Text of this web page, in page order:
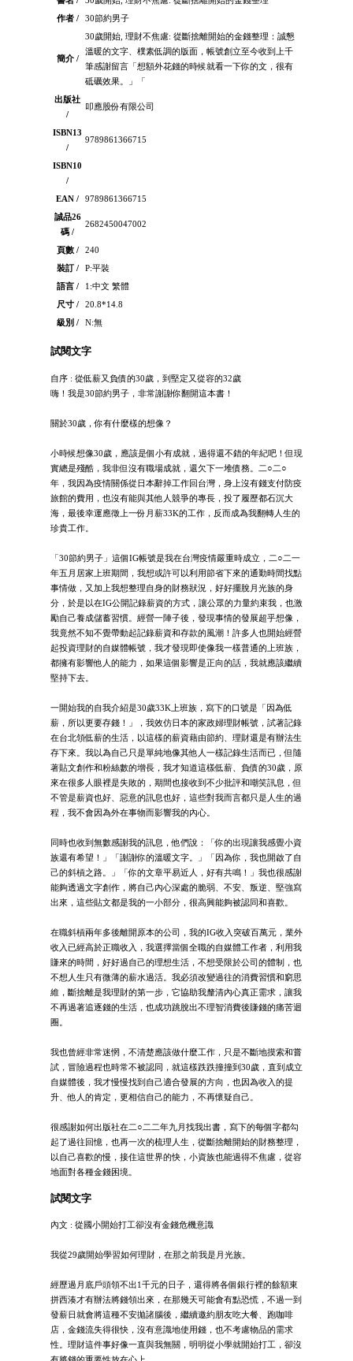
作者 /
30節約男子
簡介 /
30歲開始, 理財不焦慮: 從斷捨離開始的金錢整理：誠懇
溫暖的文字、樸素低調的版面，帳號創立至今收到上千
筆感謝留言「想額外花錢的時候就看一下你的文，很有
砥礪效果。」「
出版社
/
叩應股份有限公司
ISBN13
/
9789861366715
ISBN10
/
EAN /
9789861366715
誠品26
碼 /
2682450047002
頁數 /
240
裝訂 /
P:平裝
語言 /
1:中文 繁體
尺寸 /
20.8*14.8
級別 /
N:無
試閱文字
自序 : 從低薪又負債的30歲，到堅定又從容的32歲
嗨！我是30節約男子，非常謝謝你翻開這本書！
關於30歲，你有什麼樣的想像？
小時候想像30歲，應該是個小有成就，過得還不錯的年紀吧！但現
實總是殘酷，我非但沒有職場成就，還欠下一堆債務。二○二○
年，我因為疫情關係從日本辭掉工作回台灣，身上沒有錢支付防疫
旅館的費用，也沒有能與其他人競爭的專長，投了履歷都石沉大
海，最後幸運應徵上一份月薪33K的工作，反而成為我翻轉人生的
珍貴工作。
「30節約男子」這個IG帳號是我在台灣疫情嚴重時成立，二○二一
年五月居家上班期間，我想或許可以利用節省下來的通勤時間找點
事情做，又加上我想整理自身的財務狀況，好好擺脫月光族的身
分，於是以在IG公開記錄薪資的方式，讓公眾的力量約束我，也激
勵自己養成儲蓄習慣。經營一陣子後，發現事情的發展超乎想像，
我竟然不知不覺帶動起記錄薪資和存款的風潮！許多人也開始經營
起投資理財的自媒體帳號，我才發現即使像我一樣普通的上班族，
都擁有影響他人的能力，如果這個影響是正向的話，我就應該繼續
堅持下去。
一開始我的自我介紹是30歲33K上班族，寫下的口號是「因為低
薪，所以更要存錢！」，我效仿日本的家政婦理財帳號，試著記錄
在台北領低薪的生活，以這樣的薪資藉由節約、理財還是有辦法生
存下來。我以為自己只是單純地像其他人一樣記錄生活而已，但隨
著貼文創作和粉絲數的增長，我才知道這樣低薪、負債的30歲，原
來在很多人眼裡是失敗的，期間也接收到不少批評和嘲笑訊息，但
不管是薪資也好、惡意的訊息也好，這些對我而言都只是人生的過
程，我不會因為外在事物而影響我的內心。
同時也收到無數感謝我的訊息，他們說：「你的出現讓我感覺小資
族還有希望！」「謝謝你的溫暖文字。」「因為你，我也開啟了自
己的斜槓之路。」「你的文章平易近人，好有共鳴！」我也很感謝
能夠透過文字創作，將自己內心深處的脆弱、不安、叛逆、堅強寫
出來，這些貼文都是我的一小部分，很高興能夠被認同和喜歡。
在職斜槓兩年多後離開原本的公司，我的IG收入突破百萬元，業外
收入已經高於正職收入，我選擇當個全職的自媒體工作者，利用我
賺來的時間，好好過自己的理想生活，不想受限於公司的體制，也
不想人生只有微薄的薪水過活。我必須改變過往的消費習慣和窮思
維，斷捨離是我理財的第一步，它協助我釐清內心真正需求，讓我
不再過著追逐錢的生活，也成功跳脫出不理智消費後賺錢的痛苦迴
圈。
我也曾經非常迷惘，不清楚應該做什麼工作，只是不斷地摸索和嘗
試，冒險過程也時常不被認同，就這樣跌跌撞撞到30歲，直到成立
自媒體後，我才慢慢找到自己適合發展的方向，也因為收入的提
升、他人的肯定，更相信自己的能力，不再懷疑自己。
很感謝如何出版社在二○二二年九月找我出書，寫下的每個字都勾
起了過往回憶，也再一次的梳理人生，從斷捨離開始的財務整理，
以自己喜歡的慢，接住這世界的快，小資族也能過得不焦慮，從容
地面對各種金錢困境。
試閱文字
內文 : 從國小開始打工卻沒有金錢危機意識
我從29歲開始學習如何理財，在那之前我是月光族。
經歷過月底戶頭領不出1千元的日子，還得將各個銀行裡的餘額東
拼西湊才有辦法將錢領出來，在那幾天可能會有點恐慌，不過一到
發薪日就會將這種不安拋諸腦後，繼續邀約朋友吃大餐、跑咖啡
店，金錢流失得很快，沒有意識地使用錢，也不考慮物品的需求
性。理財這件事好像一直與我無關，明明從小學就開始打工，卻沒